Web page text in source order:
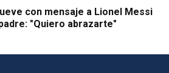
con mensaje a Lionel Messi
"Quiero abrazarte"